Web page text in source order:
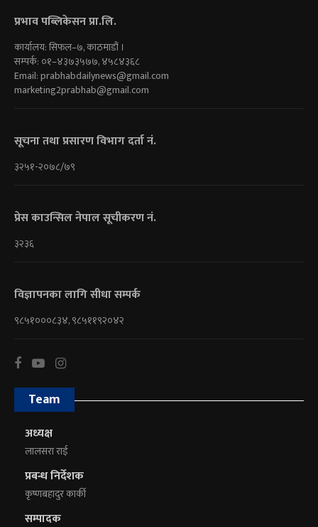
प्रभाव पब्लिकेसन प्रा.लि.
कार्यालय: सिफल–७, काठमाडौं ।
सम्पर्क: ०१–४३७३५७७, ४५८४३६८
Email:prabhabdailynews@gmail.com
marketing2prabhab@gmail.com
सूचना तथा प्रसारण विभाग दर्ता नं.
३२५१-२०७८/७९
प्रेस काउन्सिल नेपाल सूचीकरण नं.
३२३६
विज्ञापनका लागि सीधा सम्पर्क
९८५१०००८३४, ९८५११९२०४२
Team
अध्यक्ष
लालसरा राई
प्रबन्ध निर्देशक
कृष्णबहादुर कार्की
सम्पादक